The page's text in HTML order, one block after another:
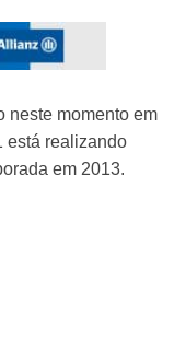
neste momento em
está realizando
em 2013.